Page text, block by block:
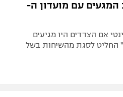
מכבי תל אביב
הפועל ירושלים
עם מועדון ה-
אם הצדדים היו מגיעים
החליט לסגת מהשיחות בשל